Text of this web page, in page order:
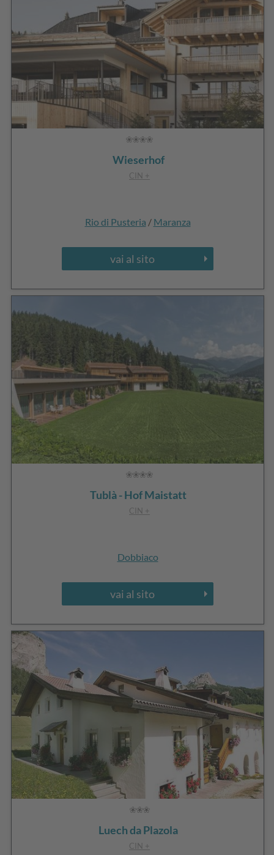
Wieserhof
CIN +
Rio di Pusteria / Maranza
vai al sito
Tublà - Hof Maistatt
CIN +
Dobbiaco
vai al sito
Luech da Plazola
CIN +